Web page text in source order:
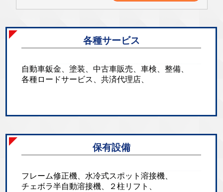
各種サービス
自動車鈑金、塗装、中古車販売、車検、整備、
各種ロードサービス、共済代理店、
保有設備
フレーム修正機、水冷式スポット溶接機、
チェボラ半自動溶接機、２柱リフト、